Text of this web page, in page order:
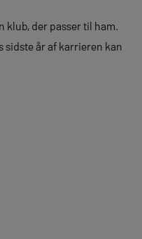
klub, der passer til ham.
sidste år af karrieren kan